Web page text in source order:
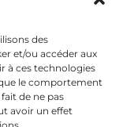
des
et/ou accéder aux
à ces technologies
le comportement
de ne pas
avoir un effet